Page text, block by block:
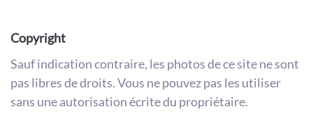
Copyright
Sauf indication contraire, les photos de ce site ne sont
pas libres de droits. Vous ne pouvez pas les utiliser
sans une autorisation écrite du propriétaire.